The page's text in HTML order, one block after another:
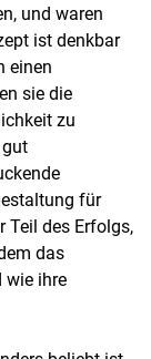
und waren
ist denkbar
einen
sie die
zu
für
Teil des Erfolgs,
das
wie ihre